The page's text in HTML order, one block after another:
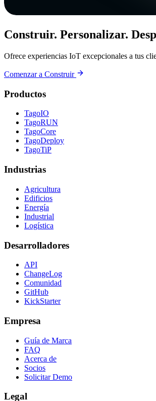
Construir. Personalizar.
Ofrece experiencias IoT excepcionales a tus
Comenzar a Construir
Productos
TagoIO
TagoRUN
TagoCore
TagoDeploy
TagoTiP
Industrias
Agricultura
Edificios
Energía
Industrial
Logística
Desarrolladores
API
ChangeLog
Comunidad
GitHub
KickStarter
Empresa
Guía de Marca
FAQ
Acerca de
Socios
Solicitar Demo
Legal